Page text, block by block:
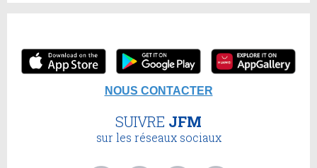
NOUS CONTACTER
SUIVRE JFM
sur les réseaux sociaux